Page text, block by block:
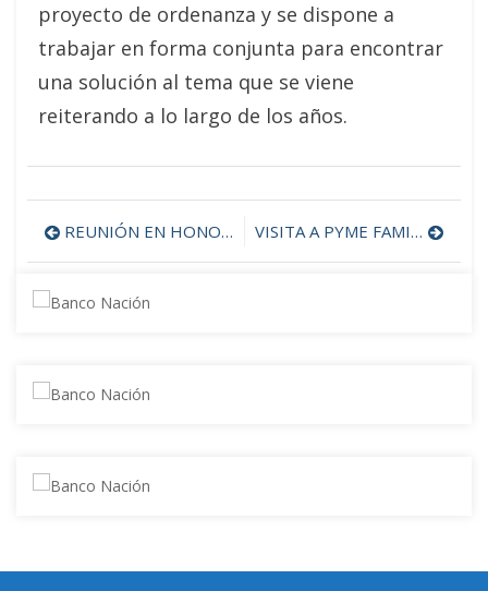
proyecto de ordenanza y se dispone a
trabajar en forma conjunta para encontrar
una solución al tema que se viene
reiterando a lo largo de los años.
Navegación
de
REUNIÓN EN HONORABLE CONCEJO DELIBERANTE DE BAHÍA BLANCA VISITA A PYME FAMILIAR METALURGICA MONTEPIETRA